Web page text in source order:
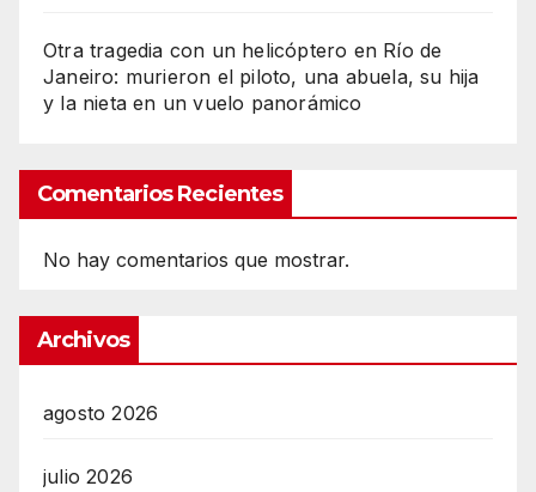
Otra tragedia con un helicóptero en Río de
Janeiro: murieron el piloto, una abuela, su hija
y la nieta en un vuelo panorámico
Comentarios Recientes
No hay comentarios que mostrar.
Archivos
agosto 2026
julio 2026